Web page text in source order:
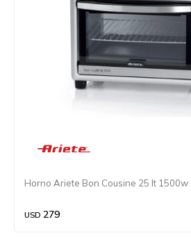
Horno Ariete Bon Cousine 25 lt 1500w
USD 279